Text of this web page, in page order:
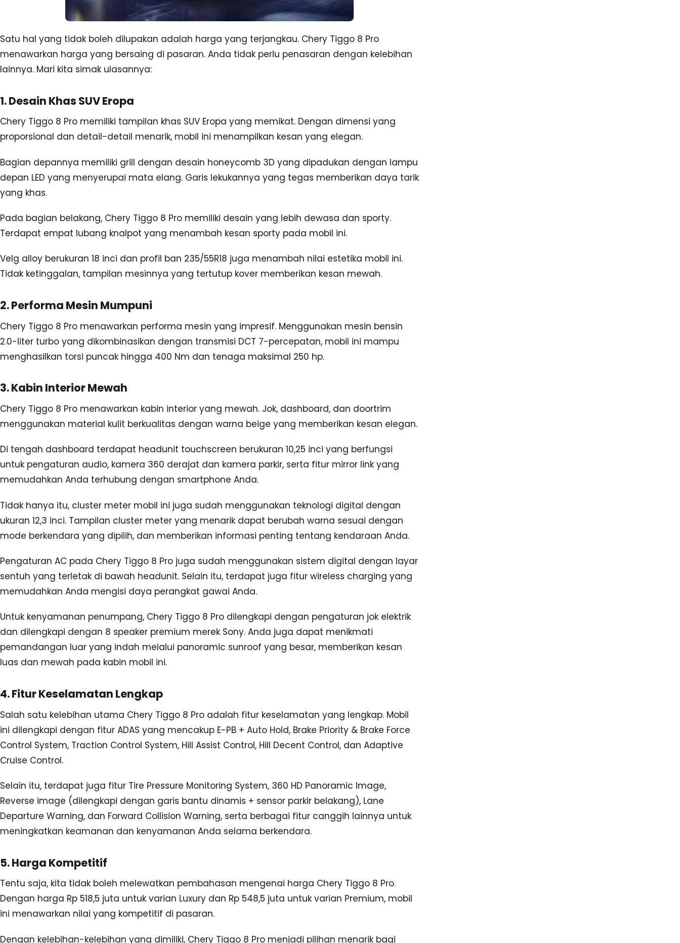
Satu hal yang tidak boleh dilupakan adalah harga yang terjangkau. Chery Tiggo 8 Pro
menawarkan harga yang bersaing di pasaran. Anda tidak perlu penasaran dengan kelebihan
lainnya. Mari kita simak ulasannya:
1. Desain Khas SUV Eropa
Chery Tiggo 8 Pro memiliki tampilan khas SUV Eropa yang memikat. Dengan dimensi yang
proporsional dan detail-detail menarik, mobil ini menampilkan kesan yang elegan.
Bagian depannya memiliki grill dengan desain honeycomb 3D yang dipadukan dengan lampu
depan LED yang menyerupai mata elang. Garis lekukannya yang tegas memberikan daya tarik
yang khas.
Pada bagian belakang, Chery Tiggo 8 Pro memiliki desain yang lebih dewasa dan sporty.
Terdapat empat lubang knalpot yang menambah kesan sporty pada mobil ini.
Velg alloy berukuran 18 inci dan profil ban 235/55R18 juga menambah nilai estetika mobil ini.
Tidak ketinggalan, tampilan mesinnya yang tertutup kover memberikan kesan mewah.
2. Performa Mesin Mumpuni
Chery Tiggo 8 Pro menawarkan performa mesin yang impresif. Menggunakan mesin bensin
2.0-liter turbo yang dikombinasikan dengan transmisi DCT 7-percepatan, mobil ini mampu
menghasilkan torsi puncak hingga 400 Nm dan tenaga maksimal 250 hp.
3. Kabin Interior Mewah
Chery Tiggo 8 Pro menawarkan kabin interior yang mewah. Jok, dashboard, dan doortrim
menggunakan material kulit berkualitas dengan warna beige yang memberikan kesan elegan.
Di tengah dashboard terdapat headunit touchscreen berukuran 10,25 inci yang berfungsi
untuk pengaturan audio, kamera 360 derajat dan kamera parkir, serta fitur mirror link yang
memudahkan Anda terhubung dengan smartphone Anda.
Tidak hanya itu, cluster meter mobil ini juga sudah menggunakan teknologi digital dengan
ukuran 12,3 inci. Tampilan cluster meter yang menarik dapat berubah warna sesuai dengan
mode berkendara yang dipilih, dan memberikan informasi penting tentang kendaraan Anda.
Pengaturan AC pada Chery Tiggo 8 Pro juga sudah menggunakan sistem digital dengan layar
sentuh yang terletak di bawah headunit. Selain itu, terdapat juga fitur wireless charging yang
memudahkan Anda mengisi daya perangkat gawai Anda.
Untuk kenyamanan penumpang, Chery Tiggo 8 Pro dilengkapi dengan pengaturan jok elektrik
dan dilengkapi dengan 8 speaker premium merek Sony. Anda juga dapat menikmati
pemandangan luar yang indah melalui panoramic sunroof yang besar, memberikan kesan
luas dan mewah pada kabin mobil ini.
4. Fitur Keselamatan Lengkap
Salah satu kelebihan utama Chery Tiggo 8 Pro adalah fitur keselamatan yang lengkap. Mobil
ini dilengkapi dengan fitur ADAS yang mencakup E-PB + Auto Hold, Brake Priority & Brake Force
Control System, Traction Control System, Hill Assist Control, Hill Decent Control, dan Adaptive
Cruise Control.
Selain itu, terdapat juga fitur Tire Pressure Monitoring System, 360 HD Panoramic Image,
Reverse image (dilengkapi dengan garis bantu dinamis + sensor parkir belakang), Lane
Departure Warning, dan Forward Collision Warning, serta berbagai fitur canggih lainnya untuk
meningkatkan keamanan dan kenyamanan Anda selama berkendara.
5. Harga Kompetitif
Tentu saja, kita tidak boleh melewatkan pembahasan mengenai harga Chery Tiggo 8 Pro.
Dengan harga Rp 518,5 juta untuk varian Luxury dan Rp 548,5 juta untuk varian Premium, mobil
ini menawarkan nilai yang kompetitif di pasaran.
Dengan kelebihan-kelebihan yang dimiliki, Chery Tiggo 8 Pro menjadi pilihan menarik bagi